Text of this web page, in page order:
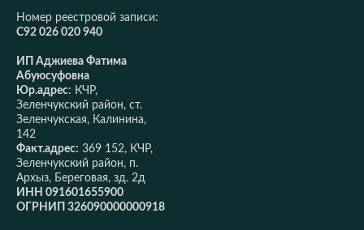
Номер реестровой записи:
С92 026 020 940
ИП Аджиева Фатима
Абуюсуфовна
Юр.адрес: КЧР,
Зеленчукский район, ст.
Зеленчукская, Калинина,
142
Факт.адрес: 369 152, КЧР,
Зеленчукский район, п.
Архыз, Береговая, зд. 2д
ИНН 091601655900
ОГРНИП 326090000000918